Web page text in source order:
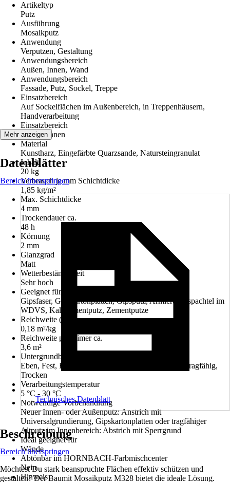
Artikeltyp
Putz
Ausführung
Mosaikputz
Anwendung
Verputzen, Gestaltung
Anwendungsbereich
Außen, Innen, Wand
Anwendungsbereich
Fassade, Putz, Sockel, Treppe
Einsatzbereich
Auf Sockelflächen im Außenbereich, in Treppenhäusern,
Handverarbeitung
Einsatzbereich
Außen, Innen
Material
Kunstharz, Eingefärbte Quarzsande, Natursteingranulat
Inhalt
20 kg
Verbrauch je mm Schichtdicke
1,85 kg/m²
Max. Schichtdicke
4 mm
Trockendauer ca.
48 h
Körnung
2 mm
Glanzgrad
Matt
Wetterbeständigkeit
Sehr hoch
Geeignet für Untergrund
Gipsfaser, Gipskartonplatten, Gipsputz, Armierungsspachtel im
WDVS, Kalkzementputz, Zementputze
Reichweite (ca.)
0,18 m²/kg
Reichweite pro Eimer ca.
3,6 m²
Untergrundbeschaffenheit
Eben, Fest, Frei von haftungsmindernden Stoffen, Tragfähig,
Trocken
Verarbeitungstemperatur
5 °C - 30 °C
Notwendige Vorbehandlung
Neuer Innen- oder Außenputz: Anstrich mit
Universalgrundierung, Gipskartonplatten oder tragfähiger
Altputz im Innenbereich: Abstrich mit Sperrgrund
Ideal geeignet für
Wände
Abtönbar im HORNBACH-Farbmischcenter
Nein
Hinweis
Mehr anzeigen
Datenblätter
Bereich überspringen
Technisches Datenblatt
Beschreibung
Bereich überspringen
Möchtest Du stark beanspruchte Flächen effektiv schützen und
gestalten? Der Baumit Mosaikputz M328 bietet die ideale Lösung.